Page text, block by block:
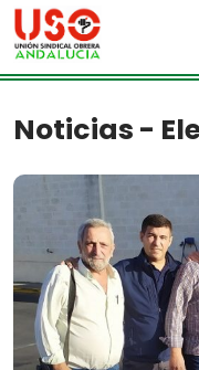
Skip to main content
Noticias -